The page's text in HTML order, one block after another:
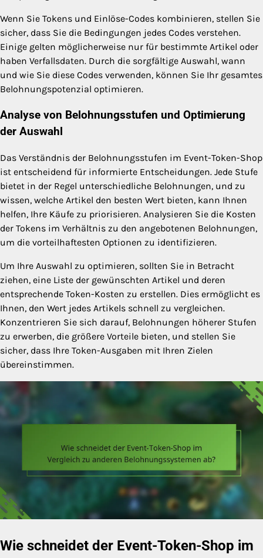
Wenn Sie Tokens und Einlöse-Codes kombinieren, stellen Sie
sicher, dass Sie die Bedingungen jedes Codes verstehen.
Einige gelten möglicherweise nur für bestimmte Artikel oder
haben Verfallsdaten. Durch die sorgfältige Auswahl, wann
und wie Sie diese Codes verwenden, können Sie Ihr gesamtes
Belohnungspotenzial optimieren.
Analyse von Belohnungsstufen und Optimierung
der Auswahl
Das Verständnis der Belohnungsstufen im Event-Token-Shop
ist entscheidend für informierte Entscheidungen. Jede Stufe
bietet in der Regel unterschiedliche Belohnungen, und zu
wissen, welche Artikel den besten Wert bieten, kann Ihnen
helfen, Ihre Käufe zu priorisieren. Analysieren Sie die Kosten
der Tokens im Verhältnis zu den angebotenen Belohnungen,
um die vorteilhaftesten Optionen zu identifizieren.
Um Ihre Auswahl zu optimieren, sollten Sie in Betracht
ziehen, eine Liste der gewünschten Artikel und deren
entsprechende Token-Kosten zu erstellen. Dies ermöglicht es
Ihnen, den Wert jedes Artikels schnell zu vergleichen.
Konzentrieren Sie sich darauf, Belohnungen höherer Stufen
zu erwerben, die größere Vorteile bieten, und stellen Sie
sicher, dass Ihre Token-Ausgaben mit Ihren Zielen
übereinstimmen.
Wie schneidet der Event-Token-Shop im